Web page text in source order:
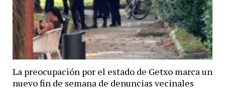
La preocupación por el estado de Getxo marca un
nuevo fin de semana de denuncias vecinales